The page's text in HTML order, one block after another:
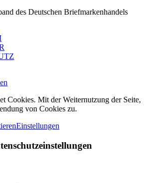
des Deutschen Briefmarkenhandels
Cookies. Mit der Weiternutzung der Seite,
von Cookies zu.
Einstellungen